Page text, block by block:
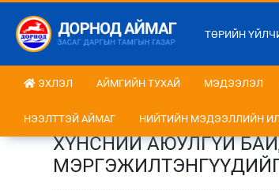
ТӨРИЙН
ЭХЛЭЛ АЙМГИЙН ТУХАЙ МЭДЭЭЛЭЛ
НЭЭЛТТЭЙ АЙМАГ НИЙТИЙН МЭДЭЭЛЛИЙН
ХҮНСНИЙ АЮУЛГҮЙ